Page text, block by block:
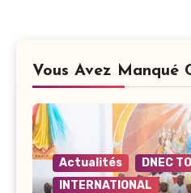
Vous Avez Manqué
Actualités
DNEC
INTERNATIONAL